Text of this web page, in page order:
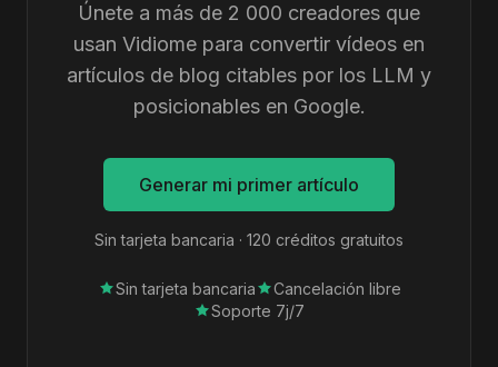
Únete a más de 2 000 creadores que
usan Vidiome para convertir vídeos en
artículos de blog citables por los LLM y
posicionables en Google.
Generar mi primer artículo
Sin tarjeta bancaria · 120 créditos gratuitos
Sin tarjeta bancaria
Cancelación libre
Soporte 7j/7